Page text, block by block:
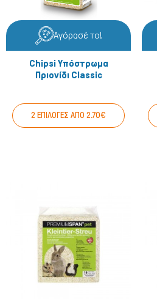
Πτηνά
Αγόρασέ το!
Chipsi Υπόστρωμα
Πριονίδι Classic
2 ΕΠΙΛΟΓΕΣ ΑΠΟ 2.70€